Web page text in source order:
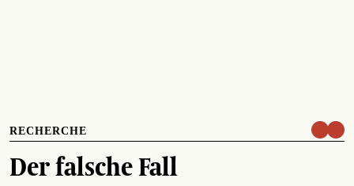
RECHERCHE
Der falsche Fall